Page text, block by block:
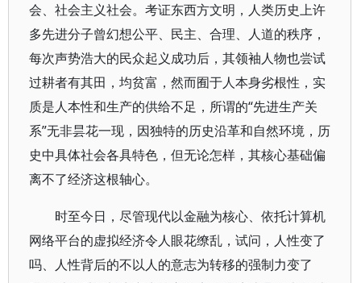
会、社会主义社会。考证东西方文明，人类历史上许
多先进分子曾幻想公平、民主、合理、人道的秩序，
每次声势浩大的民众起义成功后，其领袖人物也尝试
过耕者有其田，均贫富，然而囿于人本身劣根性，实
质是人本性和生产的供给不足，所谓的“先进生产关
系”无非昙花一现，因独特的历史沿革和自然环境，历
史中具体社会各具特色，但无论怎样，其核心基础偏
离不了经济这根轴心。
时至今日，尽管现代以金融为核心、依托计算机
网络平台的虚拟经济令人眼花缭乱，试问，人性变了
吗、人性背后的不以人的意志为转移的强制力变了